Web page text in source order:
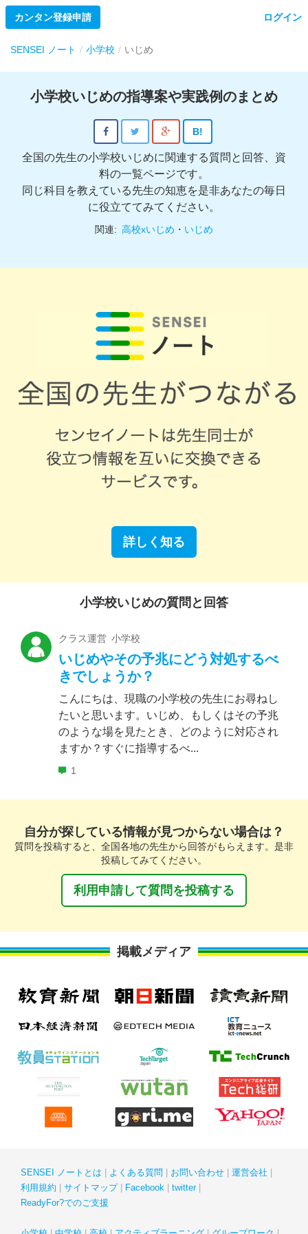
カンタン登録申請 ログイン
SENSEI ノート 小学校 いじめ
小学校いじめの指導案や実践例のまとめ
B!
全国の先生の小学校いじめに関連する質問と回答、資
料の一覧ページです。
同じ科目を教えている先生の知恵を是非あなたの毎日
に役立ててみてください。
関連: 高校xいじめ ・ いじめ
詳しく知る
小学校いじめの質問と回答
クラス運営 小学校
いじめやその予兆にどう対処するべ
きでしょうか？
こんにちは、現職の小学校の先生にお尋ねし
たいと思います。いじめ、もしくはその予兆
のような場を見たとき、どのように対応され
ますか？すぐに指導するべ...
1
自分が探している情報が見つからない場合は？
質問を投稿すると、全国各地の先生から回答がもらえます。是非
投稿してみてください。
利用申請して質問を投稿する
掲載メディア
SENSEI ノートとは よくある質問 お問い合わせ
運営会社
利用規約
サイトマップ Facebook
twitter
ReadyFor?でのご支援